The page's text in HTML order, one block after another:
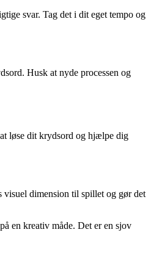
svar. Tag det i dit eget tempo og
Husk at nyde processen og
løse dit krydsord og hjælpe dig
visuel dimension til spillet og gør det
en kreativ måde. Det er en sjov